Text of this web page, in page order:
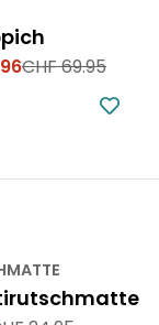
CHF 69.95